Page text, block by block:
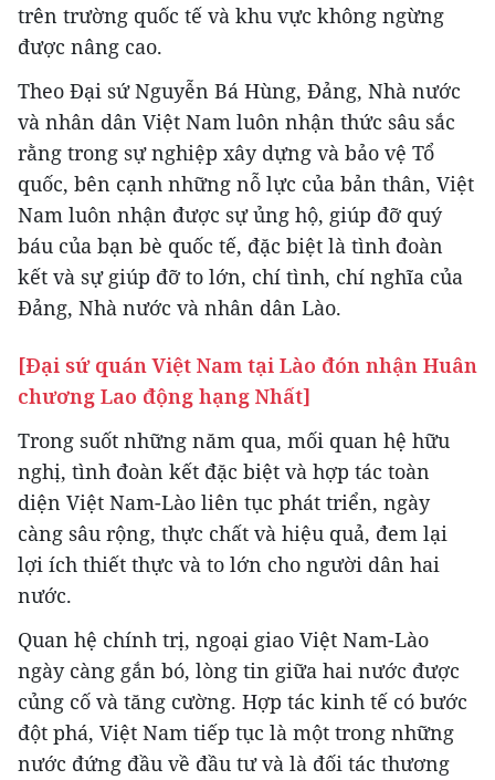
trên trường quốc tế và khu vực không ngừng
được nâng cao.
Theo Đại sứ Nguyễn Bá Hùng, Đảng, Nhà nước
và nhân dân Việt Nam luôn nhận thức sâu sắc
rằng trong sự nghiệp xây dựng và bảo vệ Tổ
quốc, bên cạnh những nỗ lực của bản thân, Việt
Nam luôn nhận được sự ủng hộ, giúp đỡ quý
báu của bạn bè quốc tế, đặc biệt là tình đoàn
kết và sự giúp đỡ to lớn, chí tình, chí nghĩa của
Đảng, Nhà nước và nhân dân Lào.
[Đại sứ quán Việt Nam tại Lào đón nhận Huân
chương Lao động hạng Nhất]
Trong suốt những năm qua, mối quan hệ hữu
nghị, tình đoàn kết đặc biệt và hợp tác toàn
diện Việt Nam-Lào liên tục phát triển, ngày
càng sâu rộng, thực chất và hiệu quả, đem lại
lợi ích thiết thực và to lớn cho người dân hai
nước.
Quan hệ chính trị, ngoại giao Việt Nam-Lào
ngày càng gắn bó, lòng tin giữa hai nước được
củng cố và tăng cường. Hợp tác kinh tế có bước
đột phá, Việt Nam tiếp tục là một trong những
nước đứng đầu về đầu tư và là đối tác thương